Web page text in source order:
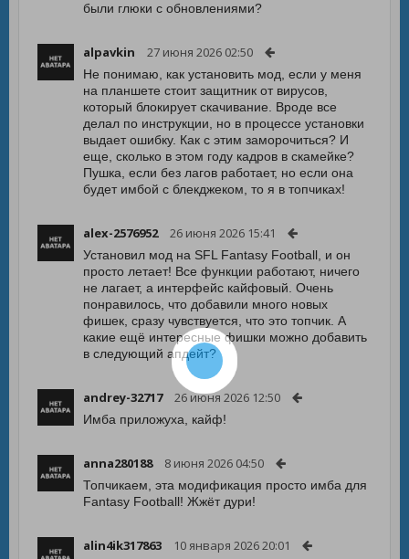
были глюки с обновлениями?
alpavkin 27 июня 2026 02:50
Не понимаю, как установить мод, если у меня
на планшете стоит защитник от вирусов,
который блокирует скачивание. Вроде все
делал по инструкции, но в процессе установки
выдает ошибку. Как с этим заморочиться? И
еще, сколько в этом году кадров в скамейке?
Пушка, если без лагов работает, но если она
будет имбой с блекджеком, то я в топчиках!
alex-2576952 26 июня 2026 15:41
Установил мод на SFL Fantasy Football, и он
просто летает! Все функции работают, ничего
не лагает, а интерфейс кайфовый. Очень
понравилось, что добавили много новых
фишек, сразу чувствуется, что это топчик. А
какие ещё интересные фишки можно добавить
в следующий апдейт?
andrey-32717 26 июня 2026 12:50
Имба приложуха, кайф!
anna280188 8 июня 2026 04:50
Топчикаем, эта модификация просто имба для
Fantasy Football! Жжёт дури!
alin4ik317863 10 января 2026 20:01